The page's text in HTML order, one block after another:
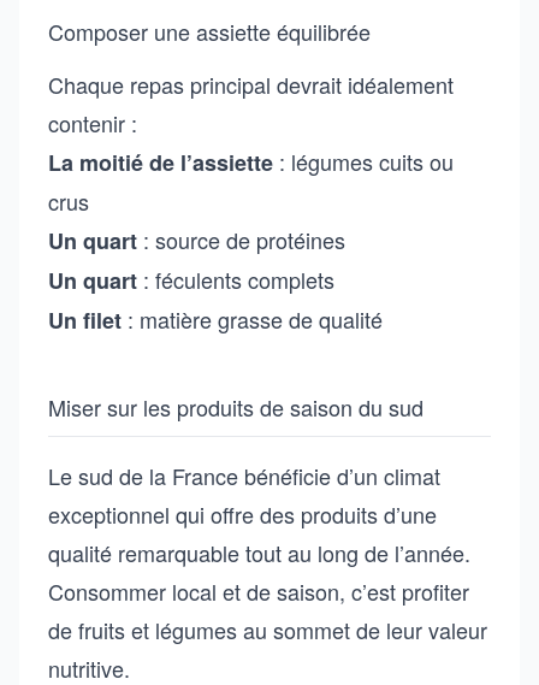
Composer une assiette équilibrée
Chaque repas principal devrait idéalement
contenir :
La moitié de l’assiette : légumes cuits ou
crus
Un quart : source de protéines
Un quart : féculents complets
Un filet : matière grasse de qualité
Miser sur les produits de saison du sud
Le sud de la France bénéficie d’un climat
exceptionnel qui offre des produits d’une
qualité remarquable tout au long de l’année.
Consommer local et de saison, c’est profiter
de fruits et légumes au sommet de leur valeur
nutritive.